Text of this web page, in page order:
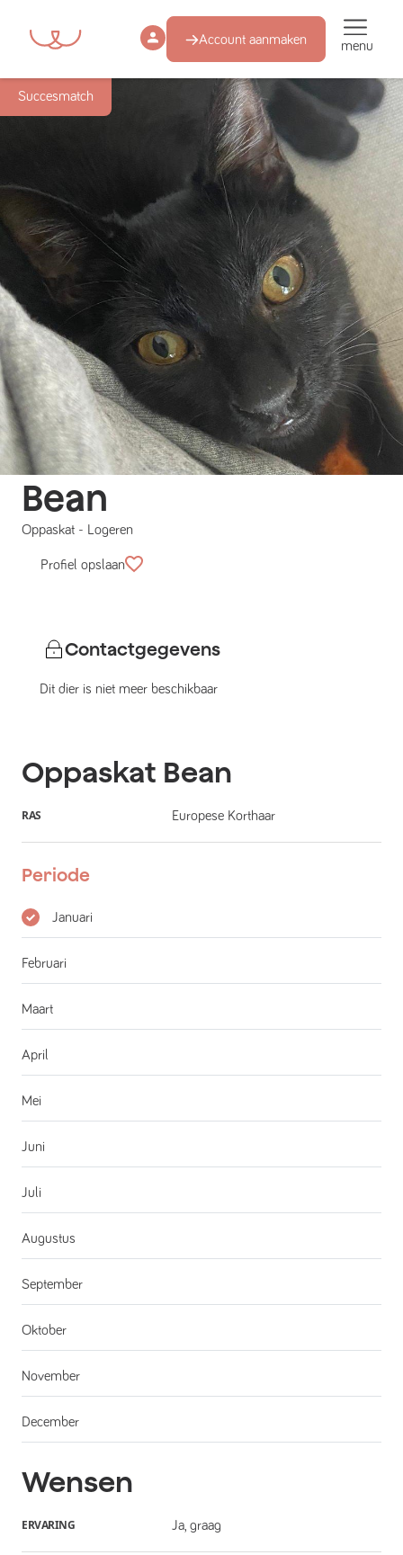
Account aanmaken menu
Succesmatch
Bean
Oppaskat - Logeren
Profiel opslaan
Contactgegevens
Dit dier is niet meer beschikbaar
Oppaskat Bean
RAS Europese Korthaar
Periode
Januari
Februari
Maart
April
Mei
Juni
Juli
Augustus
September
Oktober
November
December
Wensen
ERVARING Ja, graag